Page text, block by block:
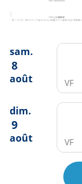
sam.
8
août VF
dim.
9
août VF